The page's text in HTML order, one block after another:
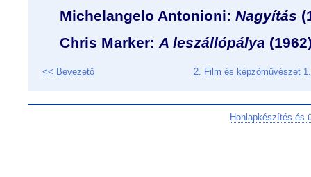
Michelangelo Antonioni: Nagyítás
Chris Marker: A leszállópálya
<< Bevezető 2. Film és képzőművészet
Honlapkészítés és